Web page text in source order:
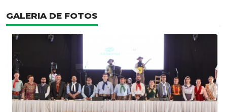
GALERIA DE FOTOS